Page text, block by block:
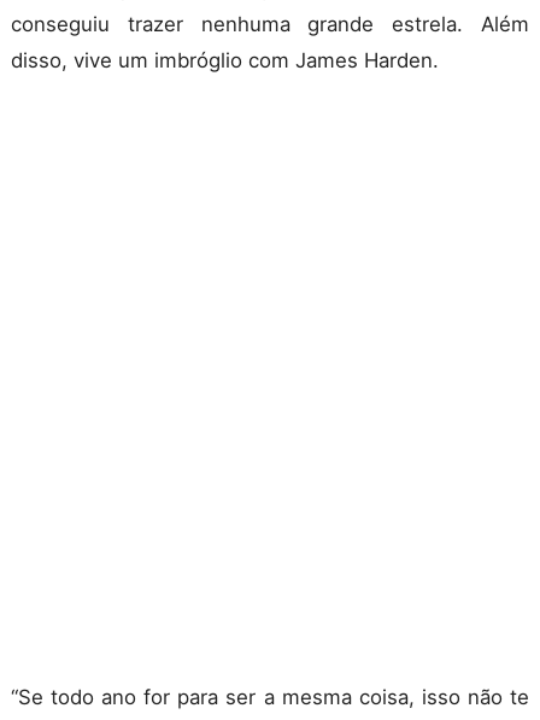
conseguiu trazer nenhuma grande estrela. Além
disso, vive um imbróglio com James Harden.
“Se todo ano for para ser a mesma coisa, isso não te